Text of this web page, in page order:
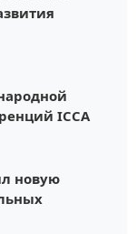
ICCA
новую